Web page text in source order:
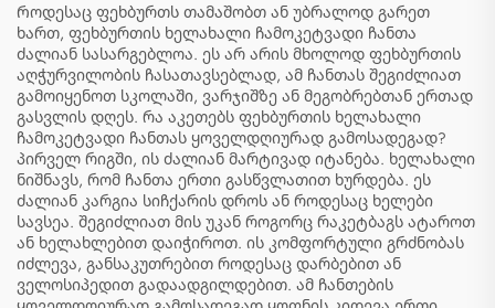
Როდესაც ფეხბურთს თამაშობთ ან უბრალოდ გარეთ
ხართ, ფეხბურთის ხელახალი ჩამოკეტვადი ჩანთა
ძალიან სასარგებლოა. ეს არ არის მხოლოდ ფეხბურთის
აღჭურვილობის ჩასათავსებლად, ამ ჩანთას შეგიძლიათ
გამოიყენოთ სკოლაში, ვარჯიშზე ან მეგობრებთან ერთად
გასვლის დღეს. რა აკეთებს ფეხბურთის ხელახალი
ჩამოკეტვადი ჩანთას ყოველდღიურად გამოსადეგად?
პირველ რიგში, ის ძალიან მარტივად იტანება. ხელახალი
ნიშნავს, რომ ჩანთა ერთი გასწვლათით ხურდება. ეს
ძალიან კარგია სიჩქარის დროს ან როდესაც ხელები
სავსეა. შეგიძლიათ მის უკან როგორც რაკეტბაგს ატაროთ
ან ხელახლებით დაიჭიროთ. ის კომფორტული გრძნობას
იძლევა, განსაკუთრებით როდესაც დარბებით ან
ველოსიპედით გადაადგილდებით. ამ ჩანთების